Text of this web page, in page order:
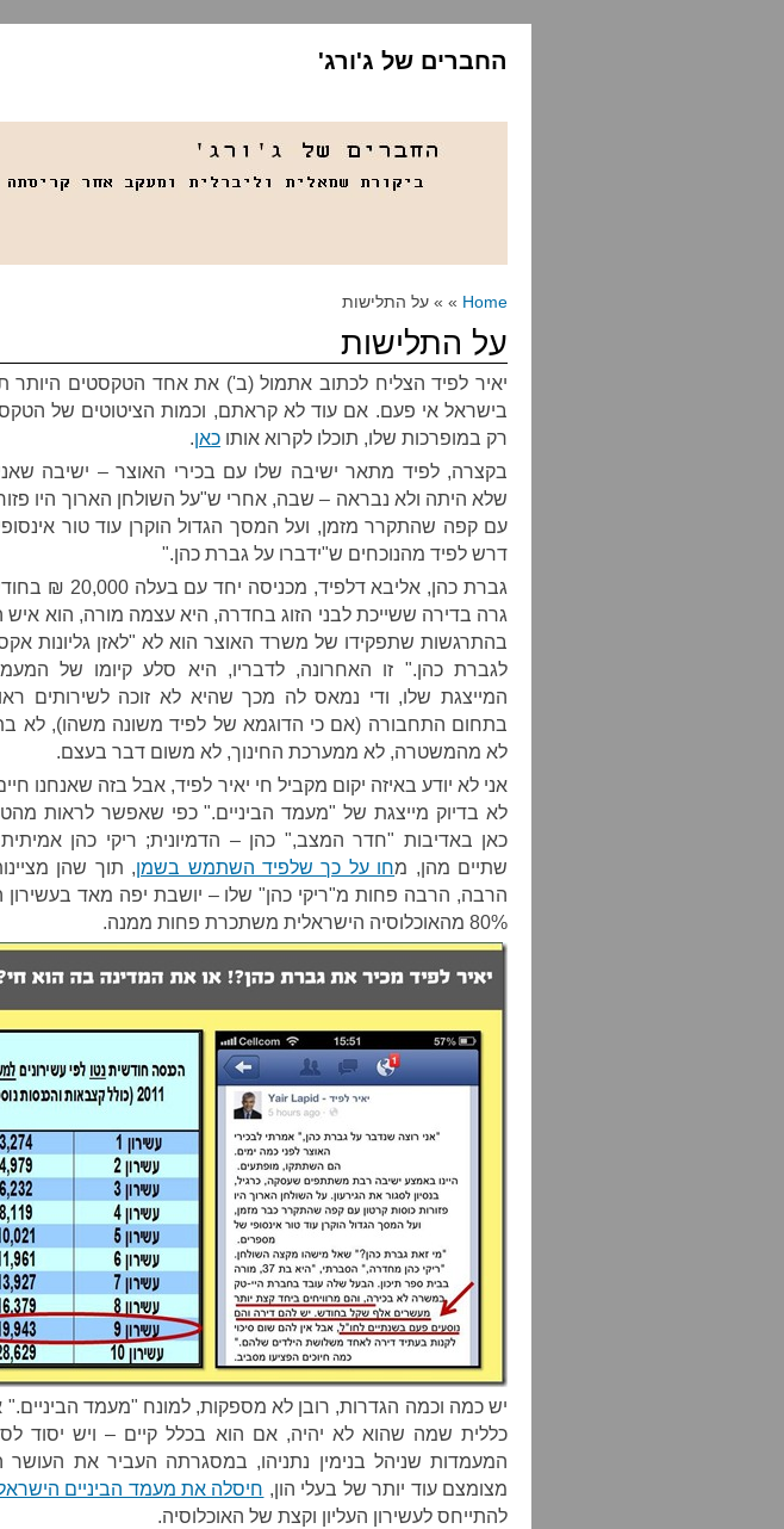
החברים של ג'ורג'
Home » » על התלישות
על התלישות
יאיר לפיד הצליח לכתוב אתמול (ב') את אחד הטקסטים היותר
בישראל אי פעם. אם עוד לא קראתם, וכמות הציטוטים של
רק במופרכות שלו, תוכלו לקרוא אותו כאן.
בקצרה, לפיד מתאר ישיבה שלו עם בכירי האוצר – ישיבה
שלא היתה ולא נבראה – שבה, אחרי ש"על השולחן הארוך היו
עם קפה שהתקרר מזמן, ועל המסך הגדול הוקרן עוד טור
דרש לפיד מהנוכחים ש"ידברו על גברת כהן."
גברת כהן, אליבא דלפיד,
גרה בדירה ששייכת לבני הזוג בחדרה, היא עצמה מורה, הוא איש
בהתרגשות שתפקידו של משרד האוצר הוא לא "לאזן גליונות
לגברת כהן." זו האחרונה, לדבריו, היא סלע קיומו של
המייצגת שלו, ודי נמאס לה מכך שהיא לא זוכה לשירותים
בתחום התחבורה (אם כי הדוגמא של לפיד משונה משהו), לא
לא מהמשטרה, לא ממערכת החינוך, לא משום דבר בעצם.
אני לא יודע באיזה יקום מקביל חי יאיר לפיד, אבל בזה שאנחנו
לא בדיוק מייצגת של "מעמד הביניים." כפי שאפשר לראות
כאן באדיבות "חדר המצב," כהן – הדמיונית; ריקי כהן
שתיים מהן, מחו על כך שלפיד השתמש בשמן, תוך שהן
הרבה, הרבה פחות מ"ריקי כהן" שלו – יושבת יפה מאד בעשירון
80% מהאוכלוסיה הישראלית משתכרת פחות ממנה.
יש כמה וכמה הגדרות, רובן לא מספקות, למונח "מעמד
כללית שמה שהוא לא יהיה, אם הוא בכלל קיים – ויש יסוד
המעמדות שניהל בנימין נתניהו, במסגרתה העביר את העושר
מצומצם עוד יותר של בעלי הון, חיסלה את מעמד הביניים
להתייחס לעשירון העליון וקצת של האוכלוסיה.